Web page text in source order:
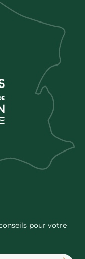
pour votre